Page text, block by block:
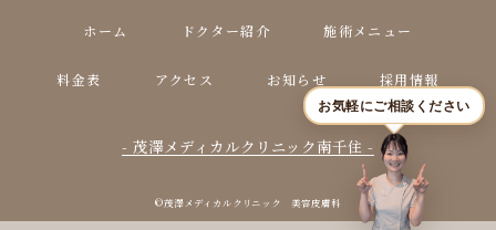
ホーム ドクター紹介 施術メニュー
料金表 アクセス お知らせ 採用情報
- 茂澤メディカルクリニック南千住 -
©茂澤メディカルクリニック 美容皮膚科
お気軽にご相談ください